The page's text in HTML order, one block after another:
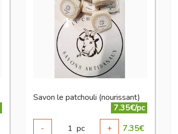
Savon le patchouli (nourissant)
7.35€/pc
-
1 pc + 7.35€